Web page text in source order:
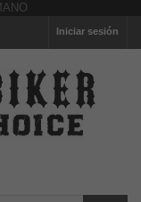
Iniciar sesión